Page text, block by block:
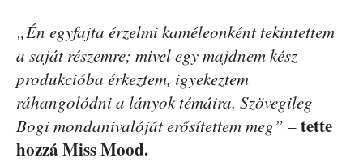
„Én egyfajta érzelmi kaméleonként tekintettem
a saját részemre; mivel egy majdnem kész
produkcióba érkeztem, igyekeztem
ráhangolódni a lányok témáira. Szövegileg
Bogi mondanivalóját erősítettem meg” –tette
hozzá Miss Mood.